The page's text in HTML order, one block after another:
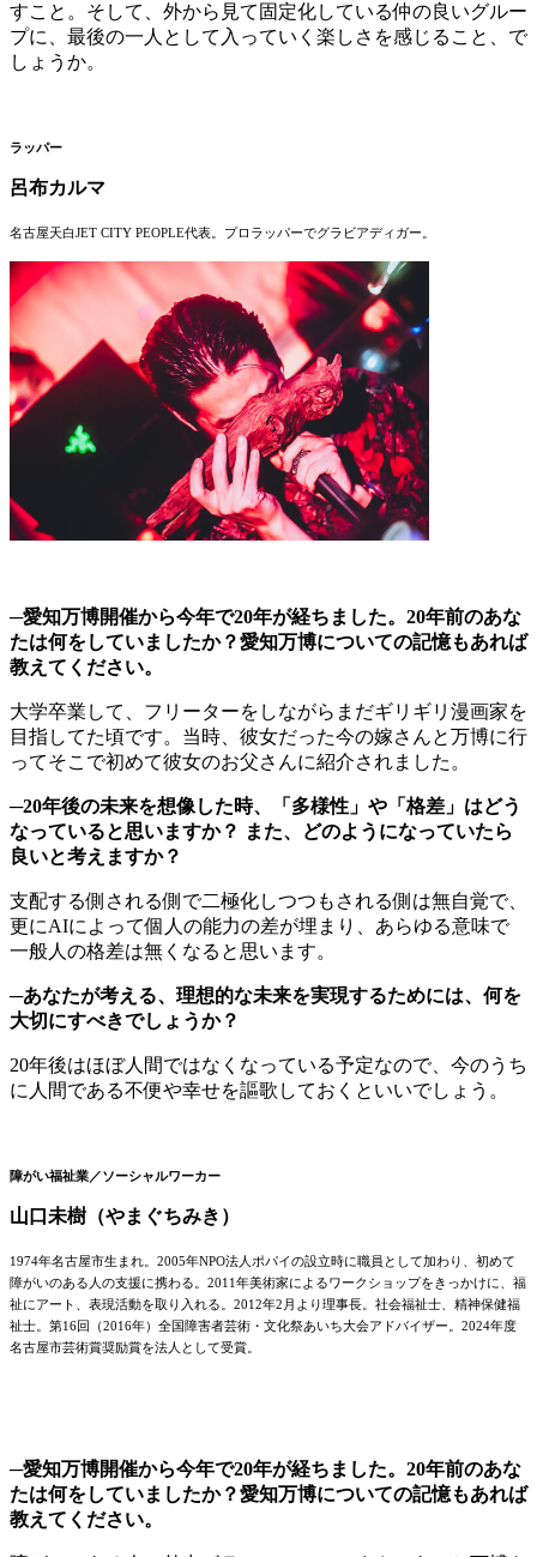
すこと。そして、外から見て固定化している仲の良いグルー
プに、最後の一人として入っていく楽しさを感じること、で
しょうか。
ラッパー
呂布カルマ
名古屋天白JET CITY PEOPLE代表。 プロラッパーでグラビアディガー。
─愛知万博開催から今年で20年が経ちました。20年前のあな
たは何をしていましたか？愛知万博についての記憶もあれば
教えてください。
大学卒業して、フリーターをしながらまだギリギリ漫画家を
目指してた頃です。当時、彼女だった今の嫁さんと万博に行
ってそこで初めて彼女のお父さんに紹介されました。
─20年後の未来を想像した時、「多様性」や「格差」はどう
なっていると思いますか？ また、どのようになっていたら
良いと考えますか？
支配する側される側で二極化しつつもされる側は無自覚で、
更にAIによって個人の能力の差が埋まり、あらゆる意味で
一般人の格差は無くなると思います。
─あなたが考える、理想的な未来を実現するためには、何を
大切にすべきでしょうか？
20年後はほぼ人間ではなくなっている予定なので、今のうち
に人間である不便や幸せを謳歌しておくといいでしょう。
障がい福祉業／ソーシャルワーカー
山口未樹（やまぐちみき）
1974年名古屋市生まれ。2005年NPO法人ポパイの設立時に職員として加わり、初めて
障がいのある人の支援に携わる。2011年美術家によるワークショップをきっかけに、福
祉にアート、表現活動を取り入れる。2012年2月より理事長。社会福祉士、精神保健福
祉士。第16回（2016年）全国障害者芸術・文化祭あいち大会アドバイザー。2024年度
名古屋市芸術賞奨励賞を法人として受賞。
─愛知万博開催から今年で20年が経ちました。20年前のあな
たは何をしていましたか？愛知万博についての記憶もあれば
教えてください。